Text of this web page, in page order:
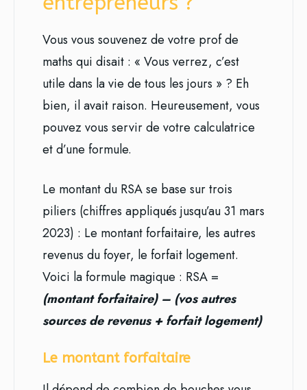
Vous vous souvenez de votre prof de
maths qui disait : « Vous verrez, c’est
utile dans la vie de tous les jours » ? Eh
bien, il avait raison. Heureusement, vous
pouvez vous servir de votre calculatrice
et d’une formule.
Le montant du RSA se base sur trois
piliers (chiffres appliqués jusqu’au 31 mars
2023) : Le montant forfaitaire, les autres
revenus du foyer, le forfait logement.
Voici la formule magique : RSA =
(montant forfaitaire) – (vos autres
sources de revenus + forfait logement)
Le montant forfaitaire